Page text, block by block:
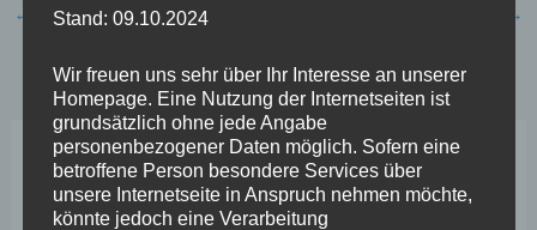
← Vorheriger Beitrag →
Neueste Beiträge
Stand: 09.10.2024
Wir freuen uns sehr über Ihr Interesse an unserer
Homepage. Eine Nutzung der Internetseiten ist
grundsätzlich ohne jede Angabe
personenbezogener Daten möglich. Sofern eine
betroffene Person besondere Services über
unsere Internetseite in Anspruch nehmen möchte,
könnte jedoch eine Verarbeitung